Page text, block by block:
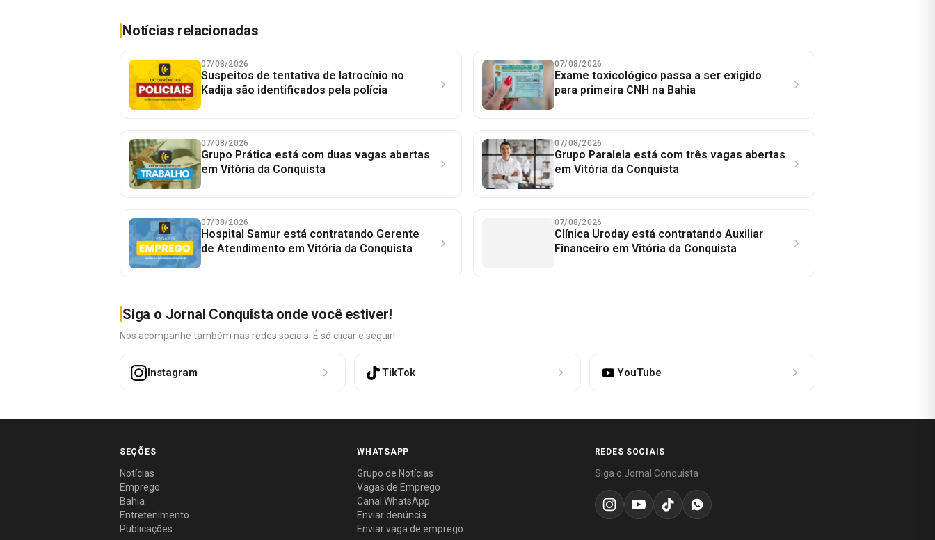
Notícias relacionadas
07/08/2026
Suspeitos de tentativa de latrocínio no
Kadija são identificados pela polícia
07/08/2026
Exame toxicológico passa a ser exigido
para primeira CNH na Bahia
07/08/2026
Grupo Prática está com duas vagas abertas
em Vitória da Conquista
07/08/2026
Grupo Paralela está com três vagas abertas
em Vitória da Conquista
07/08/2026
Hospital Samur está contratando Gerente
de Atendimento em Vitória da Conquista
07/08/2026
Clínica Uroday está contratando Auxiliar
Financeiro em Vitória da Conquista
Siga o Jornal Conquista onde você estiver!
Nos acompanhe também nas redes sociais. É só clicar e seguir!
Instagram TikTok YouTube
SEÇÕES
Notícias
Emprego
Bahia
Entretenimento
Publicações
WHATSAPP
Grupo de Notícias
Vagas de Emprego
Canal WhatsApp
Enviar denúncia
Enviar vaga de emprego
REDES SOCIAIS
Siga o Jornal Conquista